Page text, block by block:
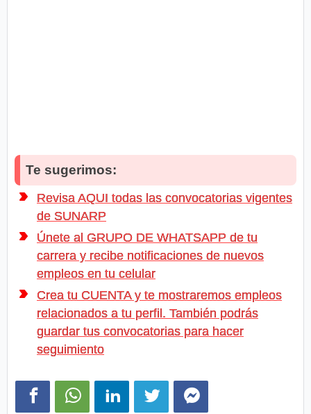
Te sugerimos:
Revisa AQUI todas las convocatorias vigentes
de SUNARP
Únete al GRUPO DE WHATSAPP de tu
carrera y recibe notificaciones de nuevos
empleos en tu celular
Crea tu CUENTA y te mostraremos empleos
relacionados a tu perfil. También podrás
guardar tus convocatorias para hacer
seguimiento